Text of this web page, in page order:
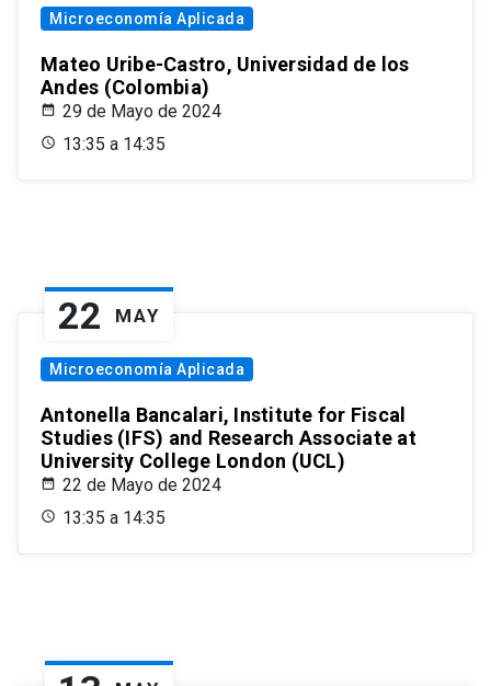
Microeconomía Aplicada
Mateo Uribe-Castro, Universidad de los
Andes (Colombia)
29 de Mayo de 2024
13:35 a 14:35
22 MAY
Microeconomía Aplicada
Antonella Bancalari, Institute for Fiscal
Studies (IFS) and Research Associate at
University College London (UCL)
22 de Mayo de 2024
13:35 a 14:35